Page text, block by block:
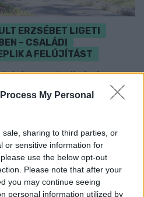
My Personal
sharing to third parties, or
or sensitive information for
use the below opt-out
Please note that after your
you may continue seeing
personal information utilized by
ERZSÉBET LIGETI
– CSALÁDI
A FELÚJÍTÁST
kvíz, ingyenes kerékpár- és e-